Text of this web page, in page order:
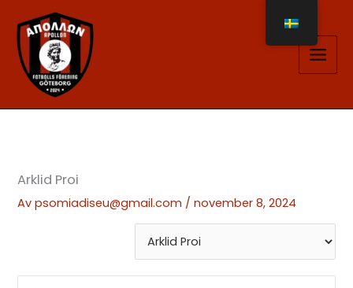
innehåll
Arklid Proi
Avpsomiadiseu@gmail.com /november 8, 2024